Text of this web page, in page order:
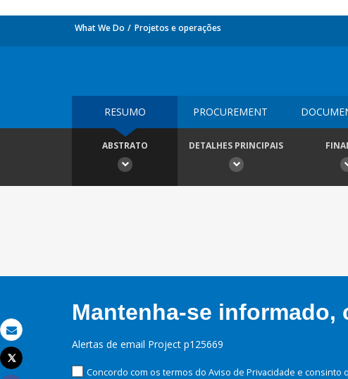
Email
Imprimir
Tweet
What We Do Projetos e operações
RESUMO PROCUREMENT
ABSTRATO DETALHES PRINCIPAIS
Mantenha-se informado,
Alertas de email Project p125669
Concordo com os termos do Aviso de Privacidade e